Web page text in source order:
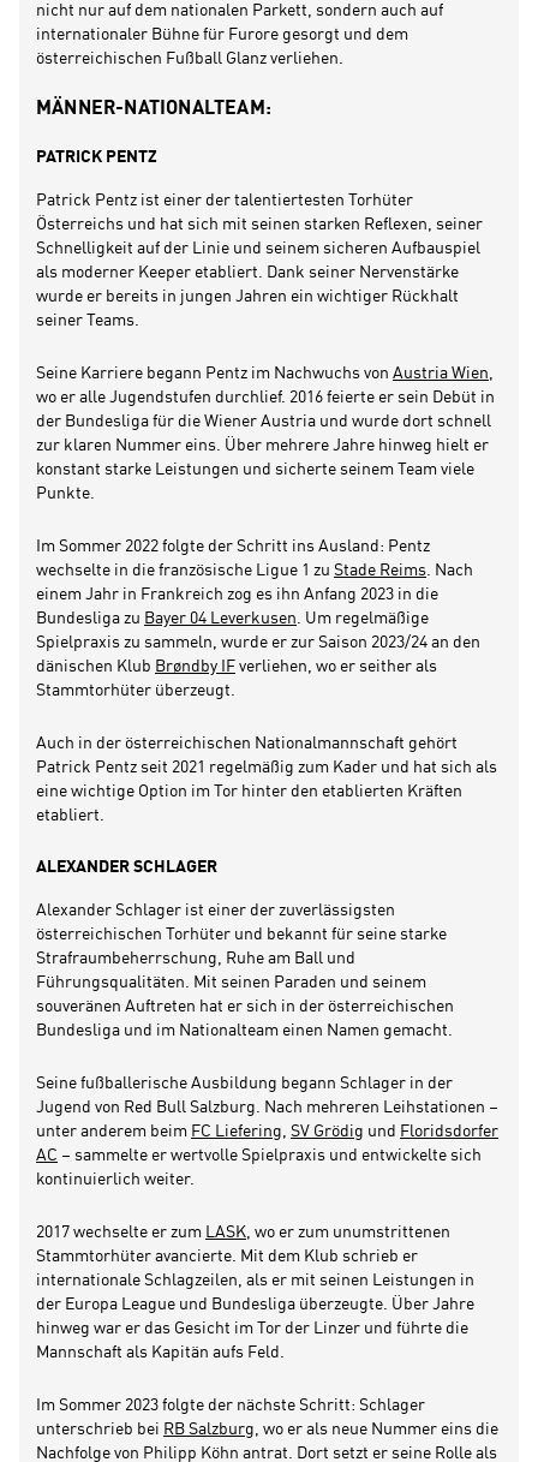
nicht nur auf dem nationalen Parkett, sondern auch auf
internationaler Bühne für Furore gesorgt und dem
österreichischen Fußball Glanz verliehen.
MÄNNER-NATIONALTEAM:
PATRICK PENTZ
Patrick Pentz ist einer der talentiertesten Torhüter
Österreichs und hat sich mit seinen starken Reflexen, seiner
Schnelligkeit auf der Linie und seinem sicheren Aufbauspiel
als moderner Keeper etabliert. Dank seiner Nervenstärke
wurde er bereits in jungen Jahren ein wichtiger Rückhalt
seiner Teams.
Seine Karriere begann Pentz im Nachwuchs von Austria Wien
wo er alle Jugendstufen durchlief. 2016 feierte er sein Debüt in
der Bundesliga für die Wiener Austria und wurde dort schnell
zur klaren Nummer eins. Über mehrere Jahre hinweg hielt er
konstant starke Leistungen und sicherte seinem Team viele
Punkte.
Im Sommer 2022 folgte der Schritt ins Ausland: Pentz
wechselte in die französische Ligue 1 zu Stade Reims . Nach
einem Jahr in Frankreich zog es ihn Anfang 2023 in die
Bundesliga zu Bayer 04 Leverkusen . Um regelmäßige
Spielpraxis zu sammeln, wurde er zur Saison 2023/24 an den
dänischen Klub Brøndby IF verliehen, wo er seither als
Stammtorhüter überzeugt.
Auch in der österreichischen Nationalmannschaft gehört
Patrick Pentz seit 2021 regelmäßig zum Kader und hat sich als
eine wichtige Option im Tor hinter den etablierten Kräften
etabliert.
ALEXANDER SCHLAGER
Alexander Schlager ist einer der zuverlässigsten
österreichischen Torhüter und bekannt für seine starke
Strafraumbeherrschung, Ruhe am Ball und
Führungsqualitäten. Mit seinen Paraden und seinem
souveränen Auftreten hat er sich in der österreichischen
Bundesliga und im Nationalteam einen Namen gemacht.
Seine fußballerische Ausbildung begann Schlager in der
Jugend von Red Bull Salzburg. Nach mehreren Leihstationen –
unter anderem beim FC Liefering SV Grödig und Floridsdorfer
AC – sammelte er wertvolle Spielpraxis und entwickelte sich
kontinuierlich weiter.
2017 wechselte er zum LASK , wo er zum unumstrittenen
Stammtorhüter avancierte. Mit dem Klub schrieb er
internationale Schlagzeilen, als er mit seinen Leistungen in
der Europa League und Bundesliga überzeugte. Über Jahre
hinweg war er das Gesicht im Tor der Linzer und führte die
Mannschaft als Kapitän aufs Feld.
Im Sommer 2023 folgte der nächste Schritt: Schlager
unterschrieb bei RB Salzburg , wo er als neue Nummer eins die
Nachfolge von Philipp Köhn antrat. Dort setzt er seine Rolle als